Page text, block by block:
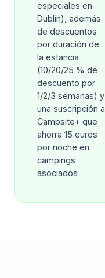
especiales en
Dublín), además
de descuentos
por duración de
la estancia
(10/20/25 % de
descuento por
1/2/3 semanas) y
una suscripción a
Campsite+ que
ahorra 15 euros
por noche en
campings
asociados